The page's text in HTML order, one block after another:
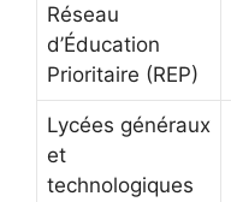
Réseau
d’Éducation
Prioritaire (REP)
Lycées généraux
et
technologiques